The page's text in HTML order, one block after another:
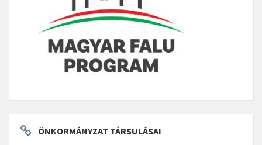
ÖNKORMÁNYZAT TÁRSULÁSAI